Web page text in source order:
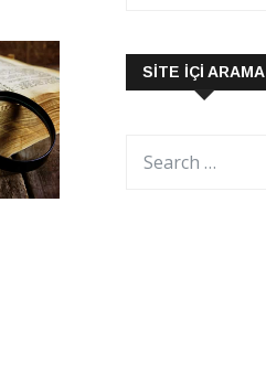
SITE İÇI ARAMA